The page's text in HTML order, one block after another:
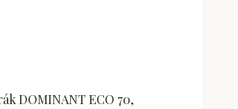
DOMINANT ECO 70,